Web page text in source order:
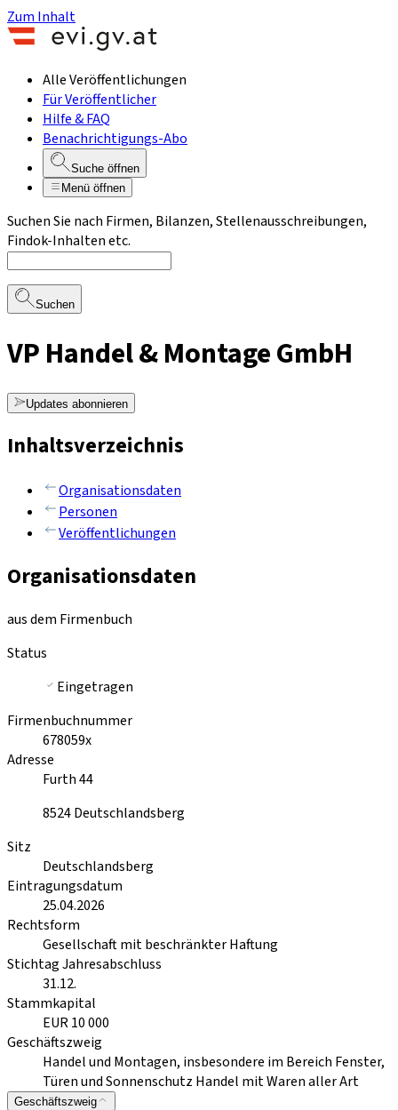
Zum Inhalt
Alle Veröffentlichungen
Für Veröffentlicher
Hilfe & FAQ
Benachrichtigungs-Abo
Suche öffnen
Menü öffnen
Suchen Sie nach Firmen, Bilanzen, Stellenausschreibungen,
Findok-Inhalten etc.
Suchen
VP Handel & Montage GmbH
Updates abonnieren
Inhaltsverzeichnis
Organisationsdaten
Personen
Veröffentlichungen
Organisationsdaten
aus dem Firmenbuch
Status
Eingetragen
Firmenbuchnummer
678059x
Adresse
Furth 44
8524Deutschlandsberg
Sitz
Deutschlandsberg
Eintragungsdatum
25.04.2026
Rechtsform
Gesellschaft mit beschränkter Haftung
Stichtag Jahresabschluss
31.12.
Stammkapital
EUR 10 000
Geschäftszweig
Handel und Montagen, insbesondere im Bereich Fenster,
Türen und Sonnenschutz Handel mit Waren aller Art
Geschäftszweig